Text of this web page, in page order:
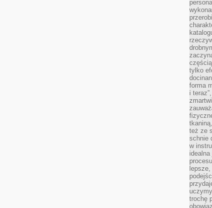
tylko
forma
i
też ze
schnie
w
trochę